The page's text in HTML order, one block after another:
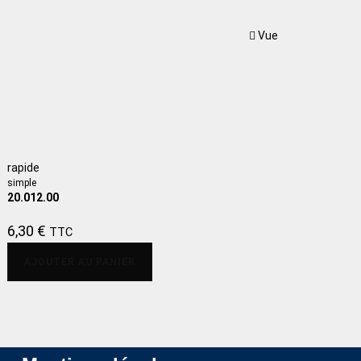
Vue
rapide
simple
20.012.00
6,30 € TTC